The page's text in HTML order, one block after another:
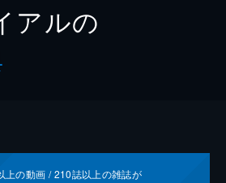
アルの
上の動画 /210誌以上の雑誌が